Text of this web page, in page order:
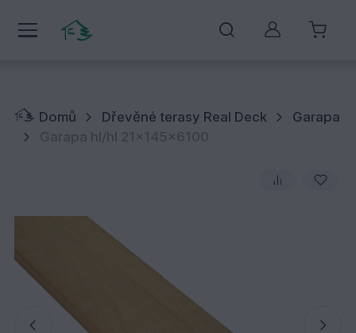
Můj účet
Domů Dřevěné terasy Real Deck
Garapa
Garapa hl/hl 21x145x6100